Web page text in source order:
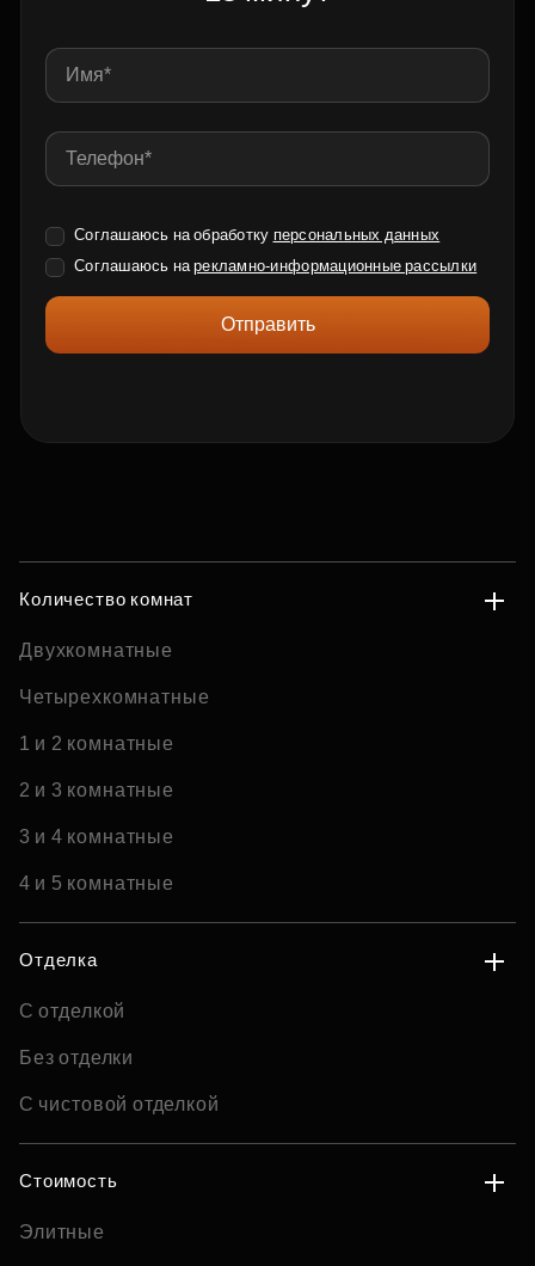
Соглашаюсь на обработку персональных данных
Соглашаюсь нарекламно-информационные рассылки
Отправить
Количество комнат
Двухкомнатные
Четырехкомнатные
1 и 2 комнатные
2 и 3 комнатные
3 и 4 комнатные
4 и 5 комнатные
Отделка
С отделкой
Без отделки
С чистовой отделкой
Стоимость
Элитные